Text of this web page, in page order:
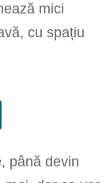
mici
cu spațiu
până devin